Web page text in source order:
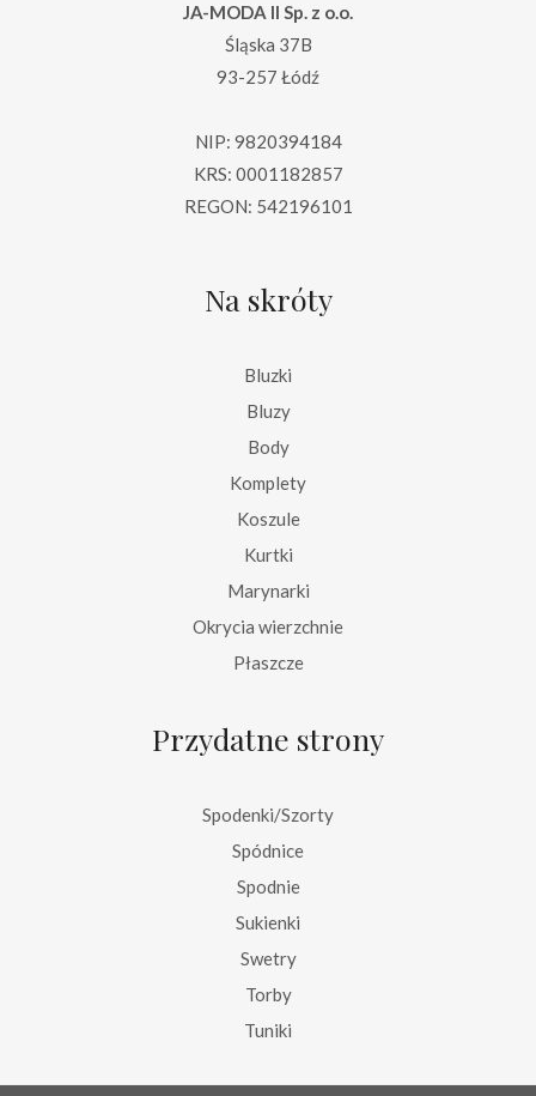
JA-MODA II Sp. z o.o.
Śląska 37B
93-257 Łódź
NIP: 9820394184
KRS: 0001182857
REGON: 542196101
Na skróty
Bluzki
Bluzy
Body
Komplety
Koszule
Kurtki
Marynarki
Okrycia wierzchnie
Płaszcze
Przydatne strony
Spodenki/Szorty
Spódnice
Spodnie
Sukienki
Swetry
Torby
Tuniki